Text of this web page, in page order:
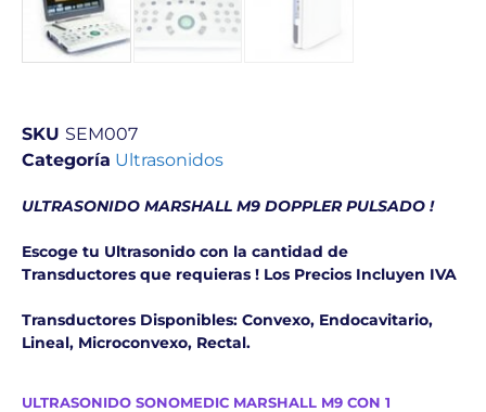
SKU SEM007
Categoría Ultrasonidos
ULTRASONIDO MARSHALL M9 DOPPLER PULSADO !
Escoge tu Ultrasonido con la cantidad de
Transductores que requieras ! Los Precios Incluyen IVA
Transductores Disponibles: Convexo, Endocavitario,
Lineal, Microconvexo, Rectal.
ULTRASONIDO SONOMEDIC MARSHALL M9 CON 1